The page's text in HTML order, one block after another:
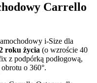
Carrello
i-Size dla
roku życia (o wzroście 40
z podpórką podłogową,
o 360°.